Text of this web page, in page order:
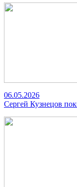
06.05.2026
Сергей Кузнецов